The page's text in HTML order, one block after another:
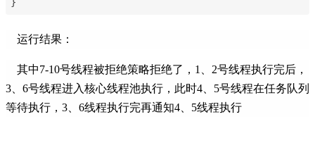
}
运行结果：
其中7-10号线程被拒绝策略拒绝了，1、2号线程执行完后，
3、6号线程进入核心线程池执行，此时4、5号线程在任务队列
等待执行，3、6线程执行完再通知4、5线程执行